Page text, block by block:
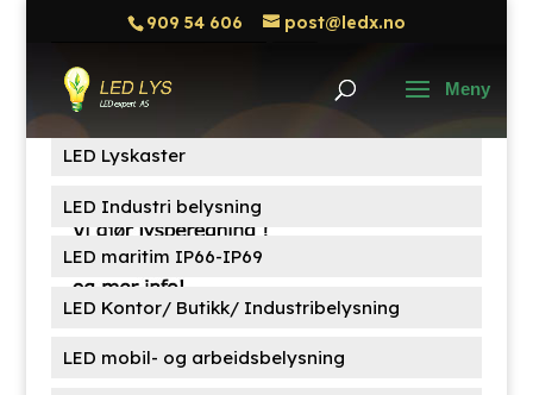
909 54 606 post@ledx.no
etter:
Produktkategorier
LED Lyskaster
LED Industri belysning
LED maritim IP66-IP69
LED Kontor/ Butikk/ Industribelysning
LED mobil- og arbeidsbelysning